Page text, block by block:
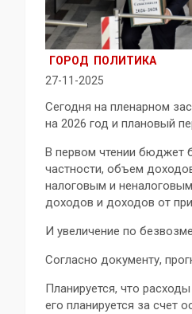
ГОРОД
ПОЛИТИКА
27-11-2025
Сегодня на пленарном
на 2026 год и плановый
В первом чтении бюджет
частности, объем
налоговым и
доходов и доходов от
И увеличение по
Согласно документу,
Планируется, что
его планируется за счет